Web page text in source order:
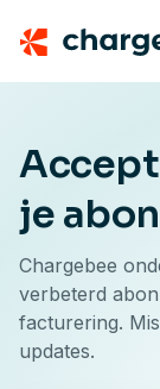
je
Chargebee
verbeterd
facturering.
updates.